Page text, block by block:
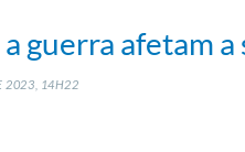
guerra afetam a
2023, 14H22